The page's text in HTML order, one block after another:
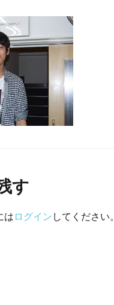
す
は ログイン してください。